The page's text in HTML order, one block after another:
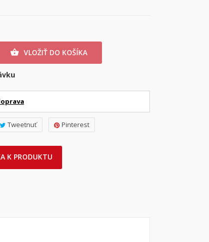
 VLOŽIŤ DO KOŠÍKA
Tweetnuť Pinterest
K PRODUKTU